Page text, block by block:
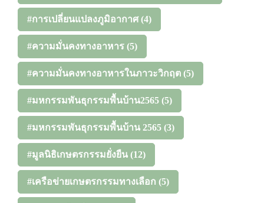
#การเปลี่ยนแปลงภูมิอากาศ(4)
#ความมั่นคงทางอาหาร (5)
#ความมั่นคงทางอาหารในภาวะวิกฤต (5)
#มหกรรมพันธุกรรมพื้นบ้าน2565 (5)
#มหกรรมพันธุกรรมพื้นบ้าน 2565 (3)
#มูลนิธิเกษตรกรรมยั่งยืน (12)
#เครือข่ายเกษตรกรรมทางเลือก (5)